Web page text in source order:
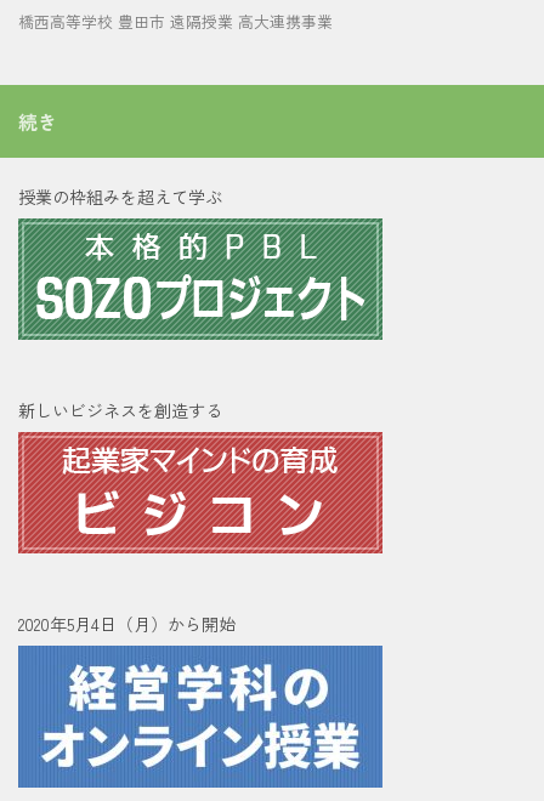
橋西高等学校 豊田市 遠隔授業 高大連携事業
続き
授業の枠組みを超えて学ぶ
新しいビジネスを創造する
2020年5月4日（月）から開始